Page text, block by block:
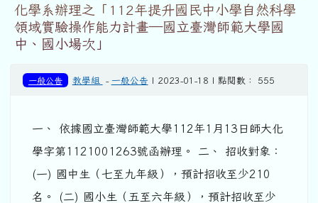
化學系辦理之「112年提升國民中小學自然科學
領域實驗操作能力計畫—國立臺灣師範大學國
中、國小場次」
一般公告 教學組 - 一般公告 | 2023-01-18 | 點閱數： 555
一、 依據國立臺灣師範大學112年1月13日師大化
學字第1121001263號函辦理。 二、 招收對象：
(一) 國中生（七至九年級），預計招收至少210
名。 (二) 國小生（五至六年級），預計招收至少